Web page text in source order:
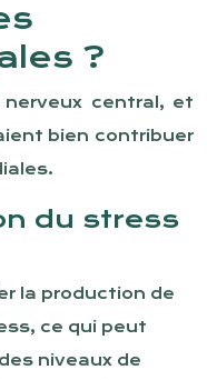
?
central, et
bien contribuer
du stress
la production de
ce qui peut
niveaux de